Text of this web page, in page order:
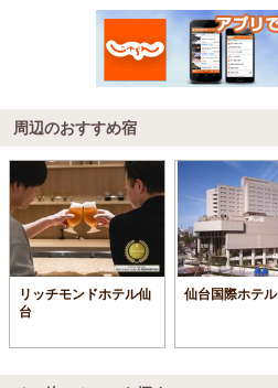
周辺のおすすめ宿
リッチモンドホテル仙
台
仙台国際ホテル